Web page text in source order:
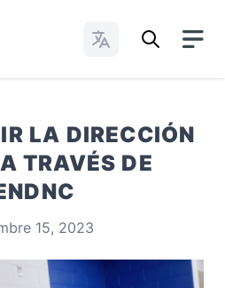
Cambiar idioma
LA DIRECCIÓN
TRAVÉS DE
15, 2023